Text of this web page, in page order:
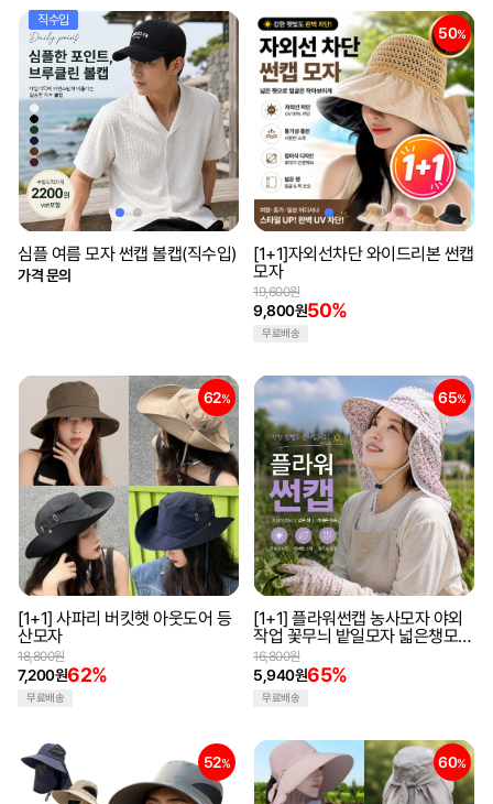
직수입
심플 여름 모자 썬캡 볼캡(직수입)
가격 문의
50%
[1+1]자외선차단 와이드리본 썬캡
모자
9,800원50%
19,600원
무료배송
62%
[1+1] 사파리 버킷햇 아웃도어 등
산모자
7,200원62%
18,800원
무료배송
65%
[1+1] 플라워썬캡 농사모자 야외
작업 꽃무늬 밭일모자 넓은챙모자
햇빛가리개 가림막 썬캡 자외선차
단
5,940원65%
16,800원
무료배송
52% 60%